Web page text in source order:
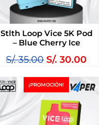
Stlth Loop Vice 5K Pod
– Blue Cherry Ice
S/.35.00 S/. 30.00
¡PROMOCIÓN!